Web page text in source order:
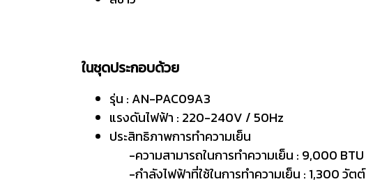
ในชุดประกอบด้วย
รุ่น : AN-PAC09A3
แรงดันไฟฟ้า : 220-240V / 50Hz
ประสิทธิภาพการทำความเย็น
-ความสามารถในการทำความเย็น : 9,000 BTU
-กำลังไฟฟ้าที่ใช้ในการทำความเย็น : 1,300 วัตต์